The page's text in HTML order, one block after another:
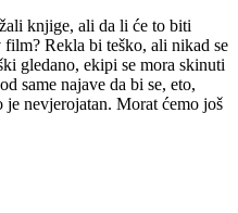
knjige, ali da li će to biti
Rekla bi teško, ali nikad se
gledano, ekipi se mora skinuti
same najave da bi se, eto,
nevjerojatan. Morat ćemo još